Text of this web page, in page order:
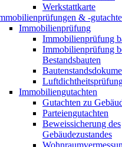
Werkstattkarte
& -
Immobilienprüfung
Immobilienprüfung
Immobilienprüfung
Bestandsbauten
Immobiliengutachten
Gutachten zu
Parteiengutachten
Beweissicherung des
Gebäudezustandes